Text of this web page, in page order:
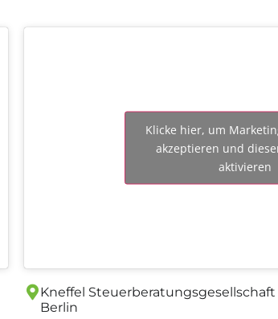
Klicke hier, um
akzeptieren und
aktivieren
Kneffel Steuerberatungs­gesellschaft
Berlin